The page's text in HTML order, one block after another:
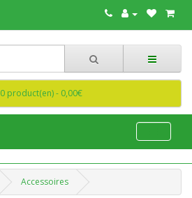
0 product(en) - 0,00€
Accessoires